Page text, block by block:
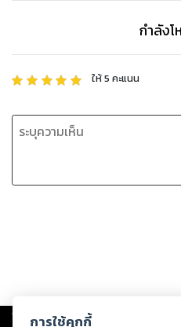
กำลังโ
ให้5 คะแนน
Copyright © 2026
การใช้คุกกี้